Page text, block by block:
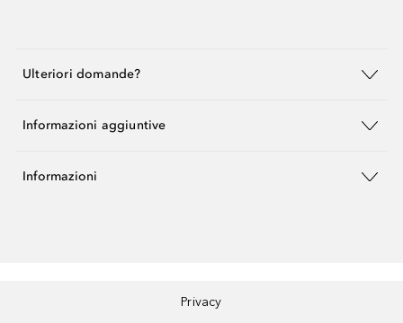
Ulteriori domande?
Informazioni aggiuntive
Informazioni
Privacy